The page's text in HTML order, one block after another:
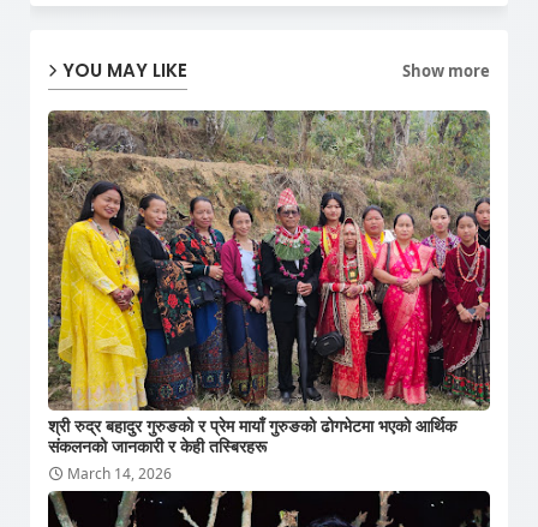
YOU MAY LIKE Show more
श्री रुद्र बहादुर गुरुङको र प्रेम मायाँ गुरुङको ढोगभेटमा भएको आर्थिक
संकलनको जानकारी र केही तस्बिरहरू
March 14, 2026